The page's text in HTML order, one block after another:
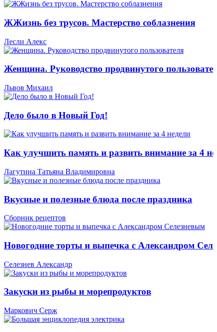
ЖЖизнь без трусов. Мастерство соблазнения
Лесли Алекс
Женщина. Руководство продвинутого
Львов Михаил
Дело было в Новый Год!
Как улучшить память и развить внимание за 4
Лагутина Татьяна Владимировна
Вкусные и полезные блюда после праздника
Сборник рецептов
Новогодние торты и выпечка с Александром
Селезнев Александр
Закуски из рыбы и морепродуктов
Маркович Серж